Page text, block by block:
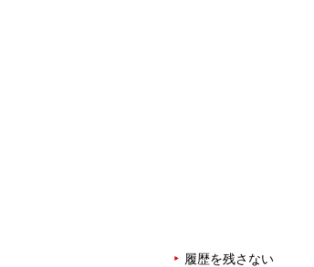
履歴を残さない